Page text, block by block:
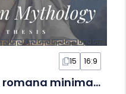
15 16:9
Legado de la mitología romana minimalista en Diapositivas